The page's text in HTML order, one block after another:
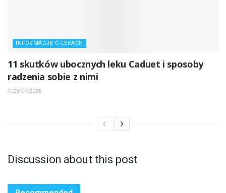
INFORMACJE O LEKACH
11 skutków ubocznych leku Caduet i sposoby
radzenia sobie z nimi
26/07/2026
Discussion about this post